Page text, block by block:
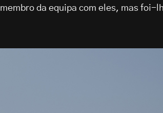
membro da equipa com eles, mas foi-